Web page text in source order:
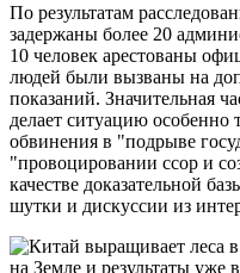
По результатам
задержаны более 20
10 человек арестованы
людей были вызваны на
показаний. Значительная
делает ситуацию
обвинения в "подрыве
"провоцировании ссор и
качестве доказательной
шутки и дискуссии из